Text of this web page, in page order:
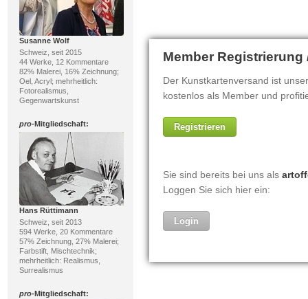
Susanne Wolf
Schweiz, seit 2015
44 Werke, 12 Kommentare
82% Malerei, 16% Zeichnung;
Oel, Acryl; mehrheitlich:
Fotorealismus,
Gegenwartskunst
pro-Mitgliedschaft:
Hans Rüttimann
Schweiz, seit 2013
594 Werke, 20 Kommentare
57% Zeichnung, 27% Malerei;
Farbstift, Mischtechnik;
mehrheitlich: Realismus,
Surrealismus
pro-Mitgliedschaft: